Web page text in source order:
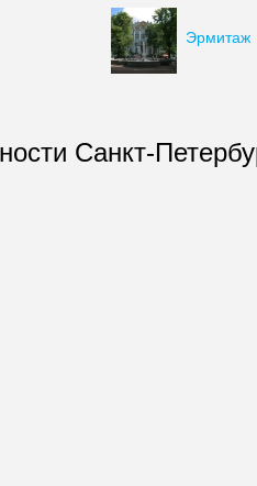
Эрмитаж
Санкт-